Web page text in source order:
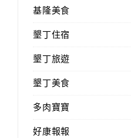
基隆美食
墾丁住宿
墾丁旅遊
墾丁美食
多肉寶寶
好康報報